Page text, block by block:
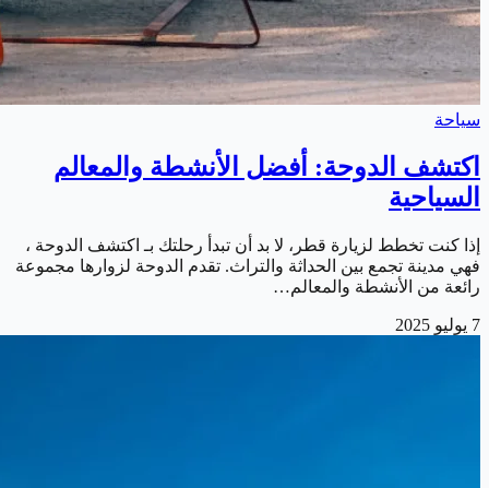
سياحة
اكتشف الدوحة: أفضل الأنشطة والمعالم
السياحية
إذا كنت تخطط لزيارة قطر، لا بد أن تبدأ رحلتك بـ اكتشف الدوحة ،
فهي مدينة تجمع بين الحداثة والتراث. تقدم الدوحة لزوارها مجموعة
رائعة من الأنشطة والمعالم…
7 يوليو 2025